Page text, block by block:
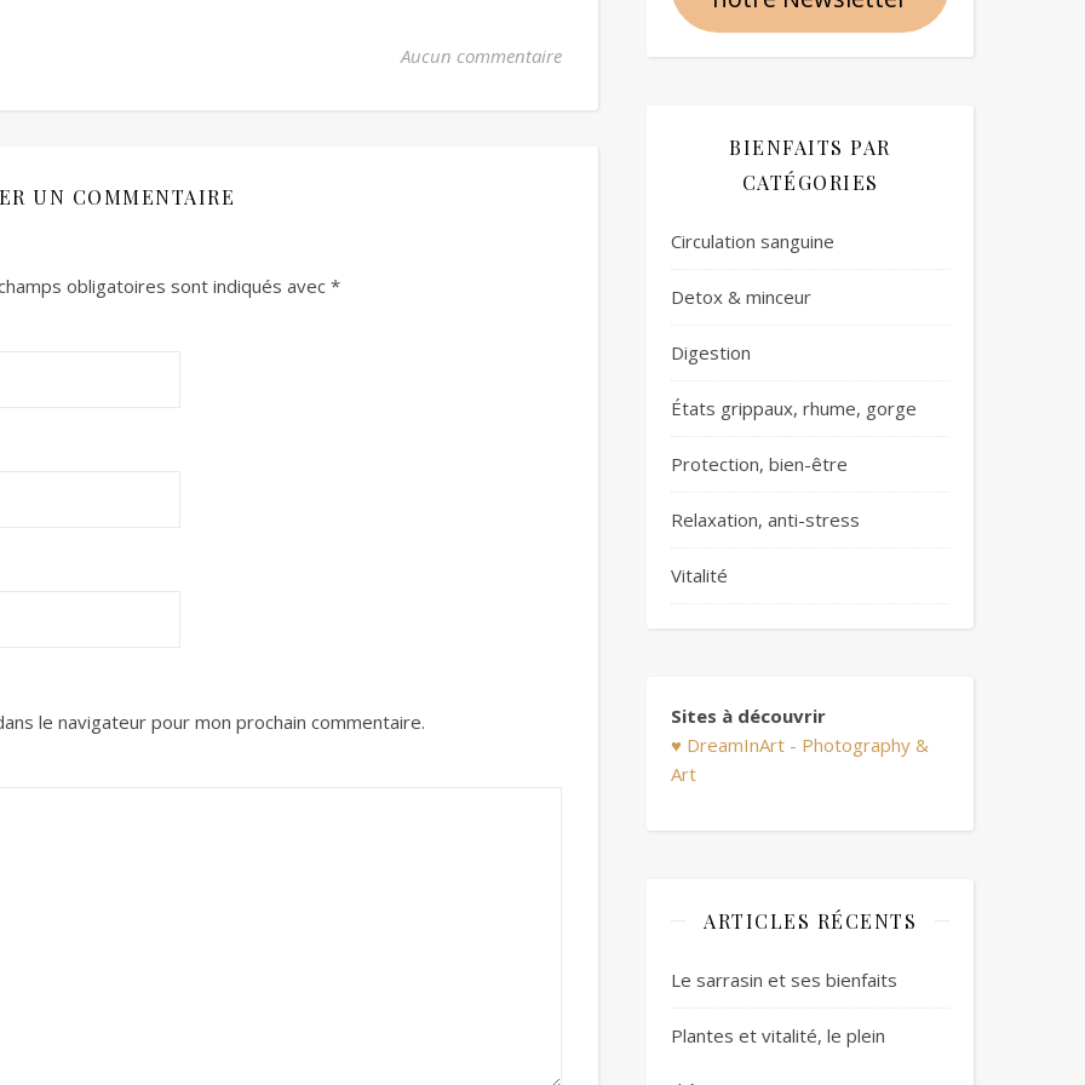
Aucun commentaire
UN COMMENTAIRE
obligatoires sont indiqués avec *
le navigateur pour mon prochain commentaire.
BIENFAITS PAR
CATÉGORIES
Circulation sanguine
Detox & minceur
Digestion
États grippaux, rhume, gorge
Protection, bien-être
Relaxation, anti-stress
Vitalité
Sites à découvrir
♥ DreamInArt - Photography &
Art
ARTICLES RÉCENTS
Le sarrasin et ses bienfaits
Plantes et vitalité, le plein